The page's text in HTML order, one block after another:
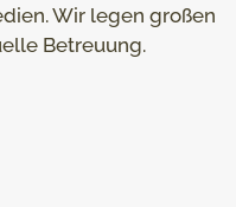
Wir legen großen
Betreuung.